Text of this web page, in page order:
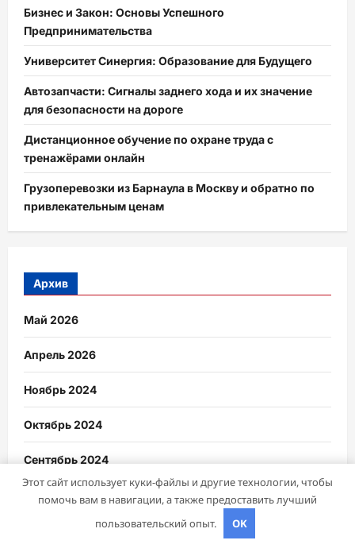
Бизнес и Закон: Основы Успешного
Предпринимательства
Университет Синергия: Образование для Будущего
Автозапчасти: Сигналы заднего хода и их значение
для безопасности на дороге
Дистанционное обучение по охране труда с
тренажёрами онлайн
Грузоперевозки из Барнаула в Москву и обратно по
привлекательным ценам
Архив
Май 2026
Апрель 2026
Ноябрь 2024
Октябрь 2024
Сентябрь 2024
Этот сайт использует куки-файлы и другие технологии, чтобы
помочь вам в навигации, а также предоставить лучший
пользовательский опыт.
OK